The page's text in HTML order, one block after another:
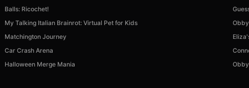
Balls: Ricochet!
My Talking Italian Brainrot: Virtual Pet for Kids
Matchington Journey
Car Crash Arena
Halloween Merge Mania